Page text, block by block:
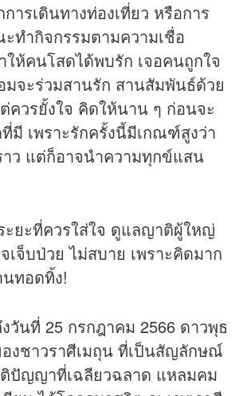
ารเดินทางท่องเที่ยว หรือการ
ทำกิจกรรมตามความเชื่อ
ให้คนโสดได้พบรัก เจอคนถูกใจ
มจะร่วมสานรัก สานสัมพันธ์ด้วย
ควรยั้งใจ คิดให้นาน ๆ ก่อนจะ
มี เพราะรักครั้งนี้มีเกณฑ์สูงว่า
ว แต่ก็อาจนำความทุกข์แสน
ะยะที่ควรใส่ใจ ดูแลญาติผู้ใหญ่
จ็บป่วย ไม่สบาย เพราะคิดมาก
ทอดทิ้ง!
วันที่ 25 กรกฎาคม 2566 ดาวพุธ
งชาวราศีเมถุน ที่เป็นสัญลักษณ์
ปัญญาที่เฉลียวฉลาด แหลมคม